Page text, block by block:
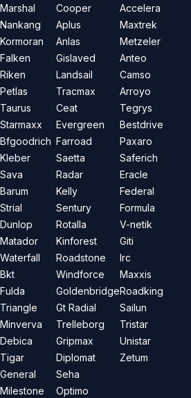
Marshal
Nankang
Kormoran
Falken
Riken
Petlas
Taurus
Starmaxx
Bfgoodrich
Kleber
Sava
Barum
Strial
Dunlop
Matador
Waterfall
Bkt
Fulda
Triangle
Minverva
Debica
Tigar
General
Milestone
Cooper
Aplus
Anlas
Gislaved
Landsail
Tracmax
Ceat
Evergreen
Farroad
Saetta
Radar
Kelly
Sentury
Rotalla
Kinforest
Roadstone
Windforce
Goldenbridge
Gt Radial
Trelleborg
Gripmax
Diplomat
Seha
Optimo
Accelera
Maxtrek
Metzeler
Anteo
Camso
Arroyo
Tegrys
Bestdrive
Paxaro
Saferich
Eracle
Federal
Formula
V-netik
Giti
Irc
Maxxis
Roadking
Sailun
Tristar
Unistar
Zetum